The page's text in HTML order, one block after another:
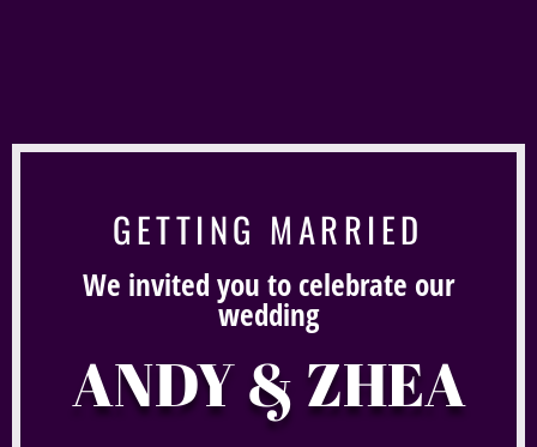
GETTING MARRIED
We invited you to celebrate our
wedding
ANDY & ZHEA